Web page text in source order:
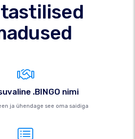
.BINGO nimi
ja ühendage see oma saidiga